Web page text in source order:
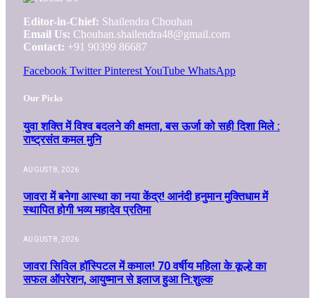
Editor-in-Chief: Shailendra Chouhan
Email Us: Chouhan.shailendra48@gmail.com
Contact: +91 90399 86687
Facebook Twitter PinterestYouTube WhatsApp
Our Picks
युवा शक्ति में विश्व बदलने की क्षमता, बस ऊर्जा को सही दिशा मिले :
राष्ट्रसंत कमल मुनि
AUGUST 8, 2026
जावरा में बनेगा आस्था का नया केंद्र! आनंदी हनुमान मुक्तिधाम में
स्थापित होगी भव्य महादेव प्रतिमा
AUGUST 8, 2026
जावरा सिविल हॉस्पिटल में कमाल! 70 वर्षीय महिला के कूल्हे का
सफल ऑपरेशन, आयुष्मान से इलाज हुआ नि:शुल्क